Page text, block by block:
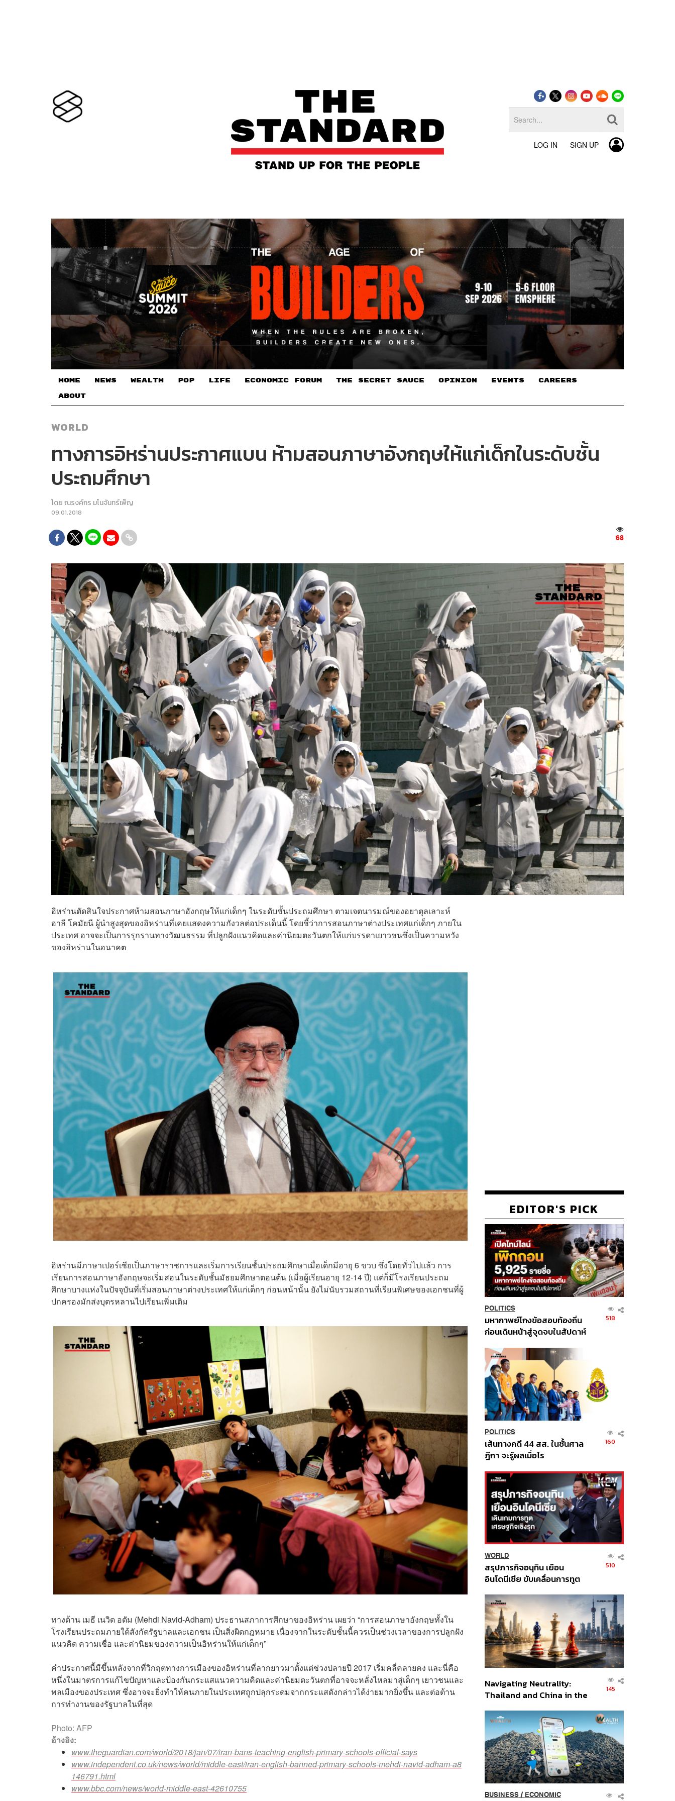
LOG IN SIGN UP
HOME NEWS WEALTH POP LIFE ECONOMIC FORUM THE SECRET SAUCE​ OPINION EVENTS CAREERS
ABOUT
WORLD
ทางการอิหร่านประกาศแบน ห้ามสอนภาษาอังกฤษให้แก่เด็กในระดับชั้น
ประถมศึกษา
โดยณรงค์กร มโนจันทร์เพ็ญ
09.01.2018
68
อิหร่านตัดสินใจประกาศห้ามสอนภาษาอังกฤษให้แก่เด็กๆ ในระดับชั้นประถมศึกษา ตามเจตนารมณ์ของอยาตุลเลาะห์
อาลี โคมัยนี ผู้นำสูงสุดของอิหร่านที่เคยแสดงความกังวลต่อประเด็นนี้ โดยชี้ว่าการสอนภาษาต่างประเทศแก่เด็กๆ ภายใน
ประเทศ อาจจะเป็นการรุกรานทางวัฒนธรรม ที่ปลูกฝังแนวคิดและค่านิยมตะวันตกให้แก่บรรดาเยาวชนซึ่งเป็นความหวัง
ของอิหร่านในอนาคต
อิหร่านมีภาษาเปอร์เซียเป็นภาษาราชการและเริ่มการเรียนชั้นประถมศึกษาเมื่อเด็กมีอายุ 6 ขวบ ซึ่งโดยทั่วไปแล้ว การ
เรียนการสอนภาษาอังกฤษจะเริ่มสอนในระดับชั้นมัธยมศึกษาตอนต้น (เมื่อผู้เรียนอายุ 12-14 ปี) แต่ก็มีโรงเรียนประถม
ศึกษาบางแห่งในปัจจุบันที่เริ่มสอนภาษาต่างประเทศให้แก่เด็กๆ ก่อนหน้านั้น ยังไม่นับรวมสถานที่เรียนพิเศษของเอกชนที่ผู้
ปกครองมักส่งบุตรหลานไปเรียนเพิ่มเติม
ทางด้าน เมธี เนวิด อดัม (Mehdi Navid-Adham) ประธานสภาการศึกษาของอิหร่าน เผยว่า “การสอนภาษาอังกฤษทั้งใน
โรงเรียนประถมภายใต้สังกัดรัฐบาลและเอกชน เป็นสิ่งผิดกฎหมาย เนื่องจากในระดับชั้นนี้ควรเป็นช่วงเวลาของการปลูกฝัง
แนวคิด ความเชื่อ และค่านิยมของความเป็นอิหร่านให้แก่เด็กๆ”
คำประกาศนี้มีขึ้นหลังจากที่วิกฤตทางการเมืองของอิหร่านที่ลากยาวมาตั้งแต่ช่วงปลายปี 2017 เริ่มคลี่คลายคง และนี่คือ
หนึ่งในมาตรการแก้ไขปัญหาและป้องกันกระแสแนวความคิดและค่านิยมตะวันตกที่อาจจะหลั่งไหลมาสู่เด็กๆ เยาวชนและ
พลเมืองของประเทศ ซึ่งอาจจะยิ่งทำให้คนภายในประเทศถูกปลุกระดมจากกระแสดังกล่าวได้ง่ายมากยิ่งขึ้น และต่อต้าน
การทำงานของรัฐบาลในที่สุด
Photo: AFP
อ้างอิง:
www.theguardian.com/world/2018/jan/07/iran-bans-teaching-english-primary-schools-official-says
www.independent.co.uk/news/world/middle-east/iran-english-banned-primary-schools-mehdi-navid-adham-a8
146791.html
www.bbc.com/news/world-middle-east-42610755
EDITOR'S PICK
POLITICS
มหากาพย์โกงข้อสอบท้องถิ่น
ก่อนเดินหน้าสู่จุดจบในสัปดาห์
518
POLITICS
เส้นทางคดี 44 สส. ในชั้นศาล
ฎีกา จะรู้ผลเมื่อไร
160
WORLD
สรุปภารกิจอนุทิน เยือน
อินโดนีเซีย ขับเคลื่อนการทูต
ส่วนยุทธศาสตร์ไทย –
อินโดนีเซีย
510
Navigating Neutrality:
Thailand and China in the
Order
145
BUSINESS/ ECONOMIC